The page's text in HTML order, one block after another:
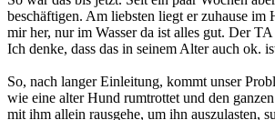
beschäftigen. Am liebsten liegt er zuhause im
mir her, nur im Wasser da ist alles gut. Der
Ich denke, dass das in seinem Alter auch ok.
So, nach langer Einleitung, kommt unser
wie eine alter Hund rumtrottet und den
mit ihm allein rausgehe, um ihn auszulasten,